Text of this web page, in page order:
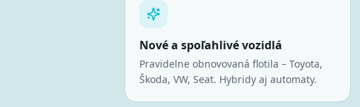
Nové a spoľahlivé vozidlá
Pravidelne obnovovaná flotila – Toyota,
Škoda, VW, Seat. Hybridy aj automaty.